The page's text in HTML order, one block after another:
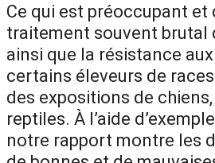
Ce qui est préoccupant et
traitement souvent brutal
ainsi que la résistance
certains éleveurs de
des expositions de
reptiles. À l’aide
notre rapport montre les